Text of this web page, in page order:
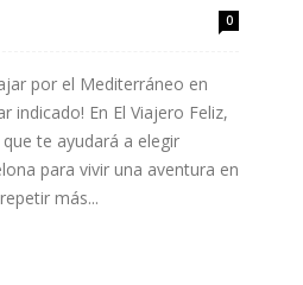
0
por el Mediterráneo en
indicado! En El Viajero Feliz,
te ayudará a elegir
para vivir una aventura en
más...